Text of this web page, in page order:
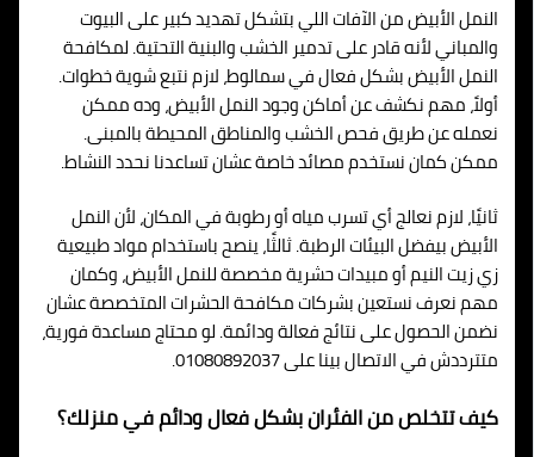
النمل الأبيض من الآفات اللي بتشكل تهديد كبير على البيوت
والمباني لأنه قادر على تدمير الخشب والبنية التحتية. لمكافحة
النمل الأبيض بشكل فعال في سمالوط، لازم نتبع شوية خطوات.
أولاً، مهم نكشف عن أماكن وجود النمل الأبيض، وده ممكن
نعمله عن طريق فحص الخشب والمناطق المحيطة بالمبنى.
ممكن كمان نستخدم مصائد خاصة عشان تساعدنا نحدد النشاط.
ثانيًا، لازم نعالج أي تسرب مياه أو رطوبة في المكان، لأن النمل
الأبيض بيفضل البيئات الرطبة. ثالثًا، ينصح باستخدام مواد طبيعية
زي زيت النيم أو مبيدات حشرية مخصصة للنمل الأبيض، وكمان
مهم نعرف نستعين بشركات مكافحة الحشرات المتخصصة عشان
نضمن الحصول على نتائج فعالة ودائمة. لو محتاج مساعدة فورية،
متترددش في الاتصال بينا على 01080892037.
كيف تتخلص من الفئران بشكل فعال ودائم في منزلك؟